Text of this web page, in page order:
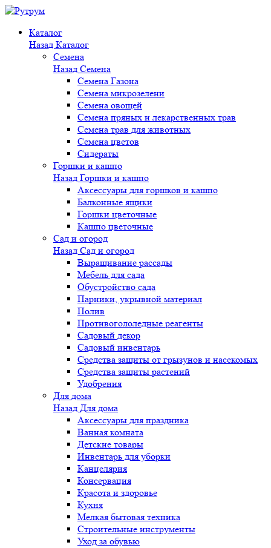
Каталог
Назад Каталог
Семена
Назад Семена
Семена Газона
Семена микрозелени
Семена овощей
Семена пряных и лекарственных трав
Семена трав для животных
Семена цветов
Сидераты
Горшки и кашпо
Назад Горшки и кашпо
Аксессуары для горшков и кашпо
Балконные ящики
Горшки цветочные
Кашпо цветочные
Сад и огород
Назад Сад и огород
Выращивание рассады
Мебель для сада
Обустройство сада
Парники, укрывной материал
Полив
Противогололедные реагенты
Садовый декор
Садовый инвентарь
Средства защиты от грызунов и насекомых
Средства защиты растений
Удобрения
Для дома
Назад Для дома
Аксессуары для праздника
Ванная комната
Детские товары
Инвентарь для уборки
Канцелярия
Консервация
Красота и здоровье
Кухня
Мелкая бытовая техника
Строительные инструменты
Уход за обувью